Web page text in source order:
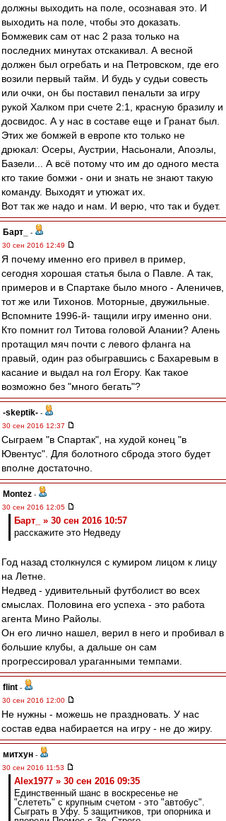
должны выходить на поле, осознавая это. И
выходить на поле, чтобы это доказать.
Бомжевик сам от нас 2 раза только на
последних минутах отскакивал. А весной
должен был огребать и на Петровском, где его
возили первый тайм. И будь у судьи совесть
или очки, он бы поставил пенальти за игру
рукой Халком при счете 2:1, красную бразилу и
досвидос. А у нас в составе еще и Гранат был.
Этих же бомжей в европе кто только не
дрюкал: Осеры, Аустрии, Насьонали, Апоэлы,
Базели... А всё потому что им до одного места
кто такие бомжи - они и знать не знают такую
команду. Выходят и утюжат их.
Вот так же надо и нам. И верю, что так и будет.
Барт_
-
30 сен 2016 12:49
Я почему именно его привел в пример,
сегодня хорошая статья была о Павле. А так,
примеров и в Спартаке было много - Аленичев,
тот же или Тихонов. Моторные, двужильные.
Вспомните 1996-й- тащили игру именно они.
Кто помнит гол Титова головой Алании? Алень
протащил мяч почти с левого фланга на
правый, один раз обыгравшись с Бахаревым в
касание и выдал на гол Егору. Как такое
возможно без "много бегать"?
-skeptik- -
30 сен 2016 12:37
Сыграем "в Спартак", на худой конец "в
Ювентус". Для болотного сброда этого будет
вполне достаточно.
Montez -
30 сен 2016 12:05
Барт_ » 30 сен 2016 10:57
расскажите это Недведу
Год назад столкнулся с кумиром лицом к лицу
на Летне.
Недвед - удивительный футболист во всех
смыслах. Половина его успеха - это работа
агента Мино Райолы.
Он его лично нашел, верил в него и пробивал в
большие клубы, а дальше он сам
прогрессировал ураганными темпами.
flint -
30 сен 2016 12:00
Не нужны - можешь не праздновать. У нас
состав едва набирается на игру - не до жиру.
митхун -
30 сен 2016 11:53
Alex1977 » 30 сен 2016 09:35
Единственный шанс в воскресенье не
"слететь" с крупным счетом - это "автобус".
Сыграть в Уфу. 5 защитников, три опорника и